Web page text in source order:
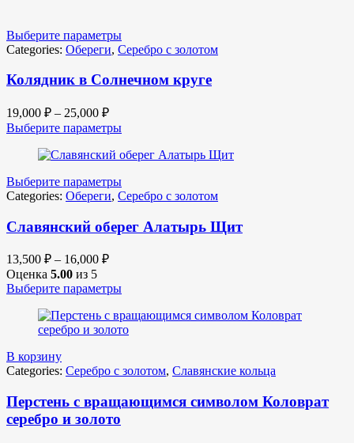
Выберите параметры
Categories: Обереги, Серебро с золотом
Колядник в Солнечном круге
19,000 ₽ – 25,000 ₽
Выберите параметры
Выберите параметры
Categories: Обереги, Серебро с золотом
Славянский оберег Алатырь Щит
13,500 ₽ – 16,000 ₽
Оценка 5.00 из 5
Выберите параметры
В корзину
Categories: Серебро с золотом, Славянские кольца
Перстень с вращающимся символом Коловрат
серебро и золото